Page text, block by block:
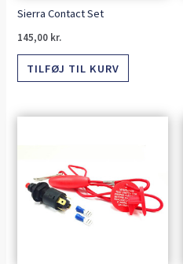
Sierra Contact Set
145,00 kr.
TILFØJ TIL KURV